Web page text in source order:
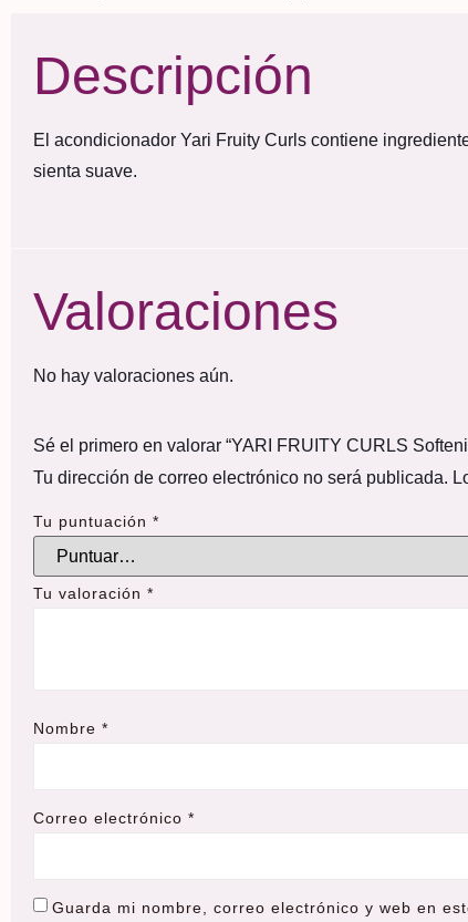
Descripción
El acondicionador Yari Fruity Curls contiene
sienta suave.
Valoraciones
No hay valoraciones aún.
Sé el primero en valorar “YARI FRUITY CURLS
Tu dirección de correo electrónico no será publicada.
Tu puntuación *
Tu valoración *
Nombre *
Correo electrónico *
Guarda mi nombre, correo electrónico y web en